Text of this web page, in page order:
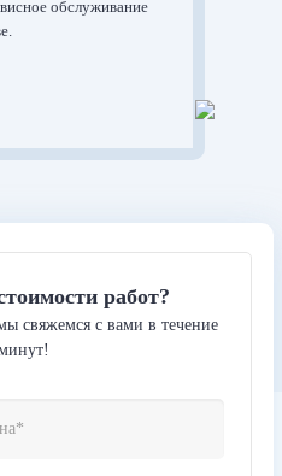
обслуживание
работ?
свяжемся с вами в течение